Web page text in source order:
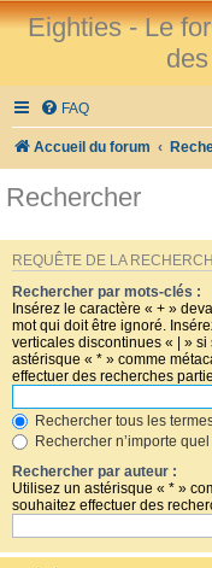
Eighties - Le
FAQ
Accueil du forum
Rechercher
REQUÊTE DE LA
Rechercher par mots-clés :
Insérez le caractère « + »
mot qui doit être ignoré.
verticales discontinues « | »
astérisque « * » comme
effectuer des recherches
Rechercher tous les
Rechercher n’importe
Rechercher par auteur :
Utilisez un astérisque « * »
souhaitez effectuer des